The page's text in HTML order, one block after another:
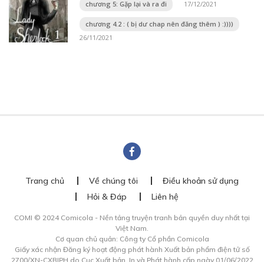
chương 5: Gặp lại và ra đi 17/12/2021
chương 4.2 : ( bị dư chap nên đăng thêm ) :))))
26/11/2021
Trang chủ Về chúng tôi
Điều khoản sử dụng
Hỏi & Đáp
Liên hệ
COMI © 2024 Comicola - Nền tảng truyện tranh bản quyền duy nhất tại
Việt Nam.
Cơ quan chủ quản: Công ty Cổ phần Comicola
Giấy xác nhận Đăng ký hoạt động phát hành Xuất bản phẩm điện tử số
2700/XN-CXBIPH do Cục Xuất bản, In và Phát hành cấp ngày 01/06/2022